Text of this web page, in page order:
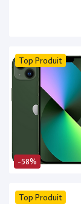
-58%
Top Produit
Top Produit